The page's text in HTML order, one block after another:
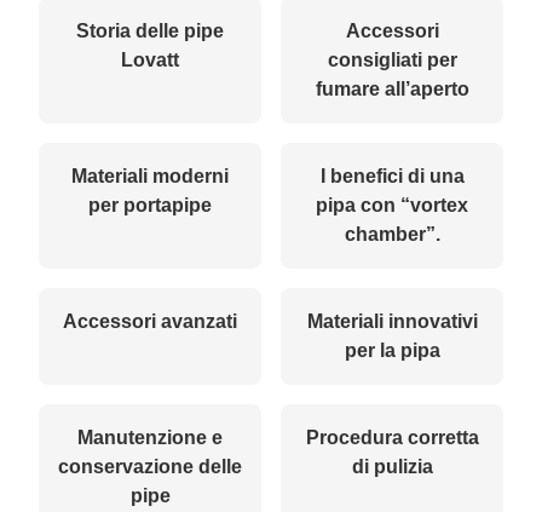
Storia delle pipe
Lovatt
Accessori
consigliati per
fumare all’aperto
Materiali moderni
per portapipe
I benefici di una
pipa con “vortex
chamber”.
Accessori avanzati
Materiali innovativi
per la pipa
Manutenzione e
conservazione delle
pipe
Procedura corretta
di pulizia